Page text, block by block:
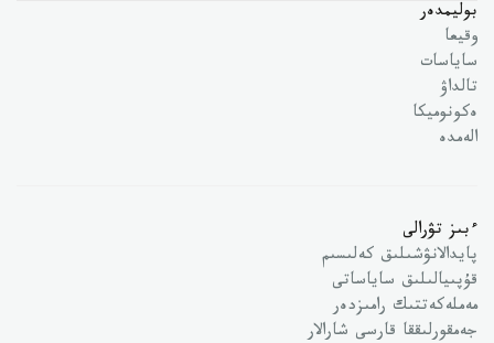
بوليمدەر
وقيعا
ساياسات
تالداۋ
ەكونوميكا
الەمدە
ءبىز تۋرالى
پايدالانۋشىلىق كەلىسىم
قۇپىيالىلىق ساياساتى
مەملەكەتتىك رامىزدەر
جەمقورلىققا قارسى شارالار